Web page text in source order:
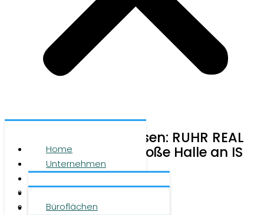
Home
Unternehmen
Team
Büroflächen
Investment
Vergrößerung in Viersen: RUHR REAL
vermittelt 1.950 m² große Halle an IS
Engineering GmbH
14. März 2024